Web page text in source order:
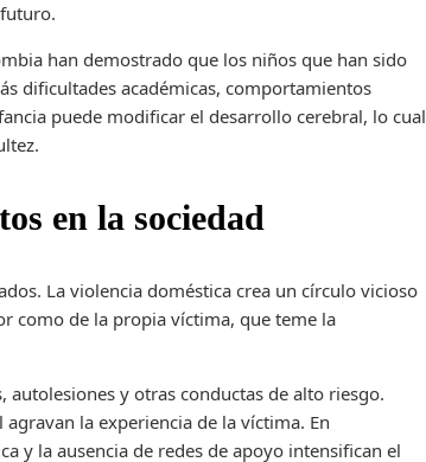
han demostrado que los niños que han sido
dificultades académicas, comportamientos
puede modificar el desarrollo cerebral, lo cual
en la sociedad
La violencia doméstica crea un círculo vicioso
como de la propia víctima, que teme la
y otras conductas de alto riesgo.
la experiencia de la víctima. En
y la ausencia de redes de apoyo intensifican el